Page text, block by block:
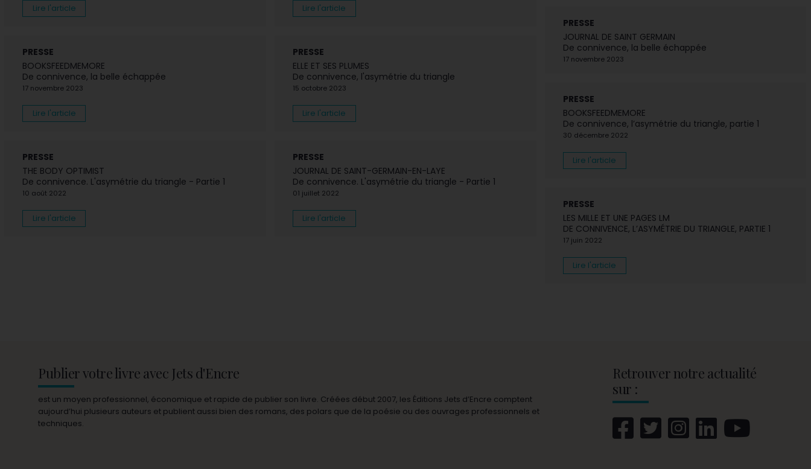
Lire l'article Lire l'article
PRESSE
JOURNAL DE SAINT GERMAIN
De connivence, la belle échappée
17 novembre 2023
PRESSE
BOOKSFEEDMEMORE
De connivence, la belle échappée
17 novembre 2023
Lire l'article
PRESSE
ELLE ET SES PLUMES
De connivence, l'asymétrie du triangle
15 octobre 2023
Lire l'article
PRESSE
BOOKSFEEDMEMORE
De connivence, l’asymétrie du triangle, partie 1
30 décembre 2022
Lire l'article
PRESSE
THE BODY OPTIMIST
De connivence. L'asymétrie du triangle - Partie 1
10 août 2022
Lire l'article
PRESSE
JOURNAL DE SAINT-GERMAIN-EN-LAYE
De connivence. L'asymétrie du triangle - Partie 1
01 juillet 2022
Lire l'article
PRESSE
LES MILLE ET UNE PAGES LM
DE CONNIVENCE, L’ASYMÉTRIE DU TRIANGLE, PARTIE 1
17 juin 2022
Lire l'article
Publier votre livre avec Jets d'Encre
est un moyen professionnel, économique et rapide de publier son livre. Créées début 2007, les Éditions Jets d’Encre comptent
aujourd’hui plusieurs auteurs et publient aussi bien des romans, des polars que de la poésie ou des ouvrages professionnels et
techniques.
Retrouver notre actualité
sur :